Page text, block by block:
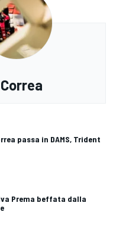
passa in DAMS, Trident
Prema beffata dalla